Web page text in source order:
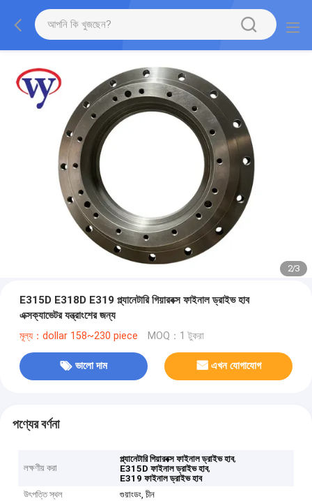
2/3
E315D E318D E319 প্ল্যানেটারি গিয়ারবক্স ফাইনাল ড্রাইভ হাব
এক্সক্যাভেটর যন্ত্রাংশের জন্য
মূল্য：dollar 158~230 piece MOQ：1 টুকরা
ভালো দাম এখন যোগাযোগ
পণ্যের বর্ণনা
লক্ষণীয় করা
প্ল্যানেটারি গিয়ারবক্স ফাইনাল ড্রাইভ হাব,
E315D ফাইনাল ড্রাইভ হাব,
E319 ফাইনাল ড্রাইভ হাব
উৎপত্তি স্থল
গুয়াংডং, চীন